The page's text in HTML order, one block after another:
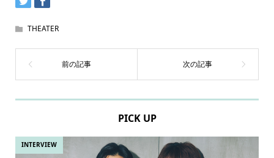
THEATER
PICK UP
INTERVIEW